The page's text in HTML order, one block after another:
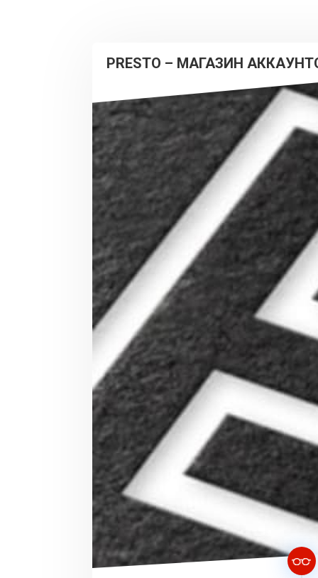
PRESTO – МАГАЗИН